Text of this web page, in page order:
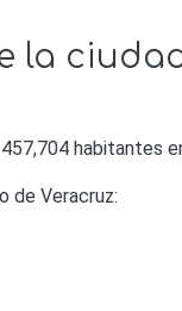
la
habitantes
de Veracruz: